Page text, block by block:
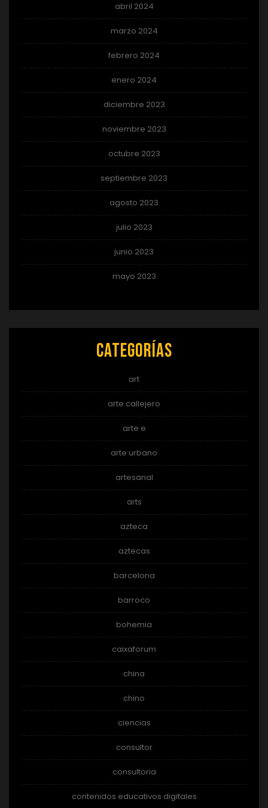
abril 2024
marzo 2024
febrero 2024
enero 2024
diciembre 2023
noviembre 2023
octubre 2023
septiembre 2023
agosto 2023
julio 2023
junio 2023
mayo 2023
Categorías
art
arte callejero
arte e
arte urbano
artesanal
arts
azteca
aztecas
barcelona
barroco
bohemia
caixaforum
china
chino
ciencias
consultor
consultoria
contenidos educativos digitales